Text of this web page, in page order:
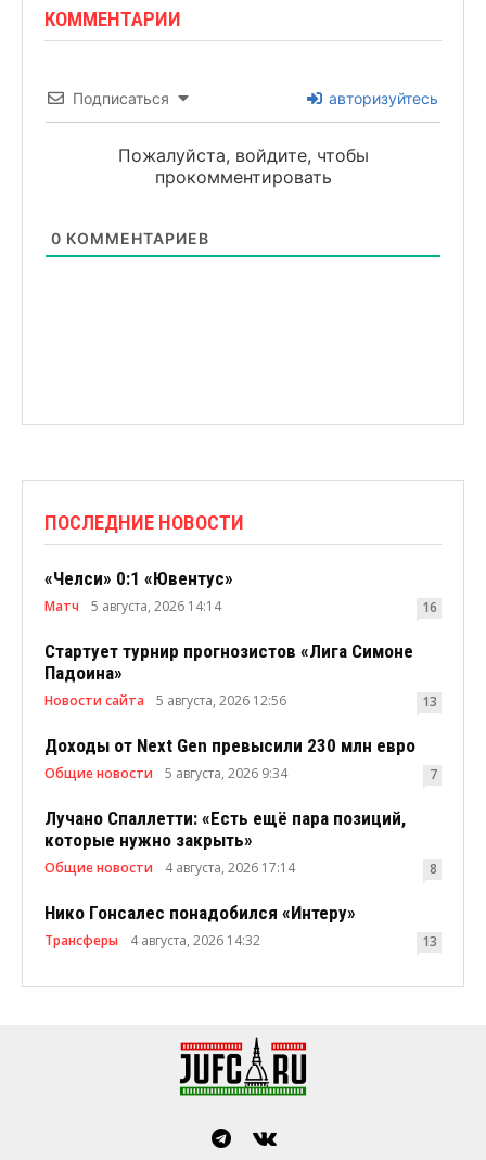
КОММЕНТАРИИ
Подписаться авторизуйтесь
Пожалуйста, войдите, чтобы
прокомментировать
0 КОММЕНТАРИЕВ
ПОСЛЕДНИЕ НОВОСТИ
«Челси» 0:1 «Ювентус»
Матч 5 августа, 2026 14:14 16
Стартует турнир прогнозистов «Лига Симоне
Падоина»
Новости сайта 5 августа, 2026 12:56 13
Доходы от Next Gen превысили 230 млн евро
Общие новости 5 августа, 2026 9:34 7
Лучано Спаллетти: «Есть ещё пара позиций,
которые нужно закрыть»
Общие новости 4 августа, 2026 17:14 8
Нико Гонсалес понадобился «Интеру»
Трансферы 4 августа, 2026 14:32 13